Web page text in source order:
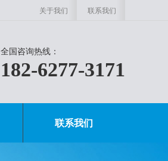
关于我们 联系我们
全国咨询热线：
182-6277-3171
联系我们